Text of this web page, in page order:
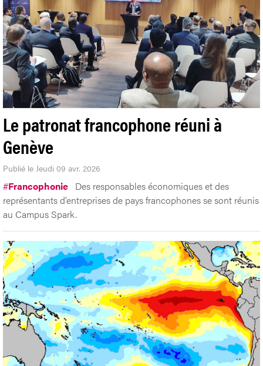
Le patronat francophone réuni à
Genève
Publié le Jeudi 09 avr. 2026
#Francophonie Des responsables économiques et des
représentants d’entreprises de pays francophones se sont réunis
au Campus Spark.